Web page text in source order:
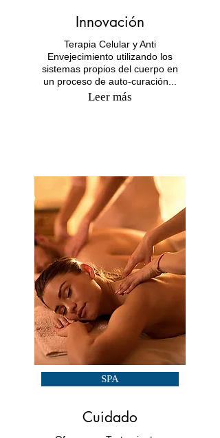
Innovación
Terapia Celular y Anti
Envejecimiento utilizando los
sistemas propios del cuerpo en
un proceso de auto-curación...
Leer más
SPA
Cuidado